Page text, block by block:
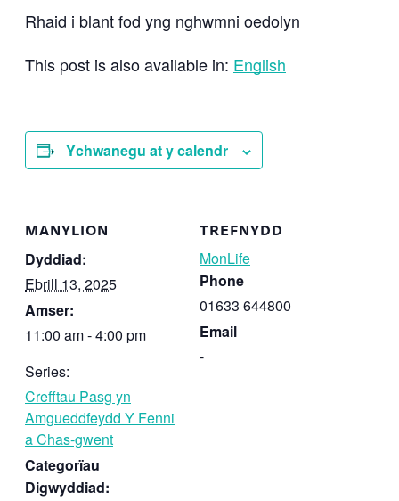
Rhaid i blant fod yng nghwmni oedolyn
This post is also available in: English
Ychwanegu at y calendr
MANYLION
Dyddiad:
Ebrill 13, 2025
Amser:
11:00 am - 4:00 pm
Series:
Crefftau Pasg yn
Amgueddfeydd Y Fenni
a Chas-gwent
Categorïau
Digwyddiad:
TREFNYDD
MonLife
Phone
01633 644800
Email
-